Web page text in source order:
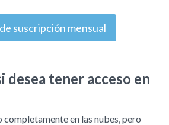
suscripción mensual
desea tener acceso en
completamente en las nubes, pero